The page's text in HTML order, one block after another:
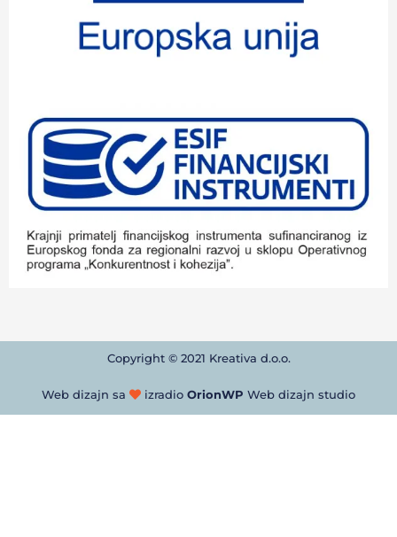
Copyright © 2021 Kreativa d.o.o.
Web dizajn sa izradio OrionWP Web dizajn studio